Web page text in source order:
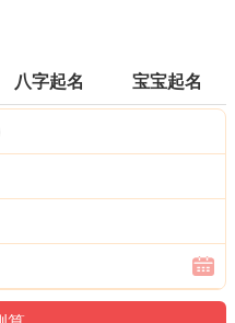
八字起名 宝宝起名